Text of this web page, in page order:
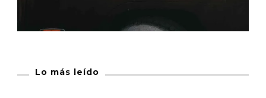
Lo más leído